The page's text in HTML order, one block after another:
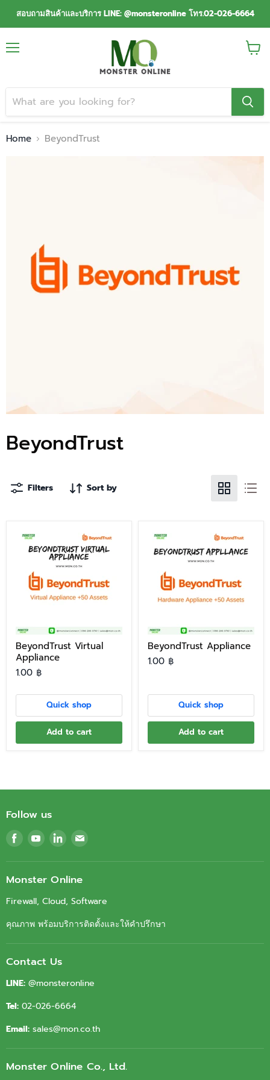
สอบถามสินค้าและบริการ LINE: @monsteronline โทร.02-026-6664
View
Home BeyondTrust
BeyondTrust
Filters Sort by
BeyondTrust Virtual
Appliance
1.00 ฿
Quick shop
Add to cart
BeyondTrust Appliance
1.00 ฿
Quick shop
Add to cart
Follow us
Find
us
on
Facebook
Find
us
on
Youtube
Find
us
on
LinkedIn
Find
on
Monster Online
Firewall, Cloud, Software
คุณภาพ พร้อมบริการติดตั้งและให้คำปรึกษา
Contact Us
LINE: @monsteronline
Tel: 02-026-6664
Email: sales@mon.co.th
Monster Online Co., Ltd.